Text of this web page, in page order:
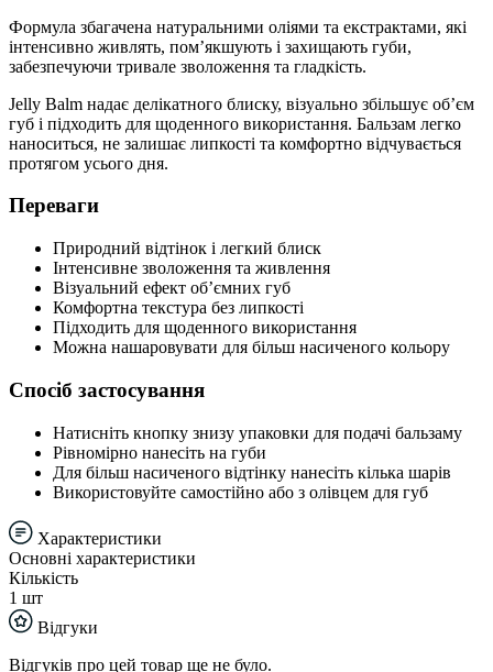
Формула збагачена натуральними оліями та екстрактами, які
інтенсивно живлять, пом’якшують і захищають губи,
забезпечуючи тривале зволоження та гладкість.
Jelly Balm надає делікатного блиску, візуально збільшує обʼєм
губ і підходить для щоденного використання. Бальзам легко
наноситься, не залишає липкості та комфортно відчувається
протягом усього дня.
Переваги
Природний відтінок і легкий блиск
Інтенсивне зволоження та живлення
Візуальний ефект обʼємних губ
Комфортна текстура без липкості
Підходить для щоденного використання
Можна нашаровувати для більш насиченого кольору
Спосіб застосування
Натисніть кнопку знизу упаковки для подачі бальзаму
Рівномірно нанесіть на губи
Для більш насиченого відтінку нанесіть кілька шарів
Використовуйте самостійно або з олівцем для губ
Характеристики
Основні характеристики
Кількість
1 шт
Відгуки
Відгуків про цей товар ще не було.